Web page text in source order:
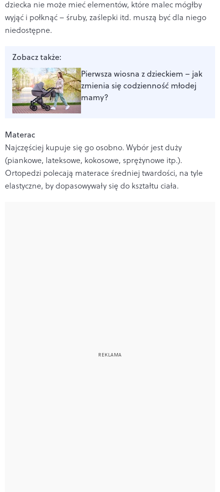
dziecka nie może mieć elementów, które malec mógłby
wyjąć i połknąć – śruby, zaślepki itd. muszą być dla niego
niedostępne.
Zobacz także:
Pierwsza wiosna z dzieckiem – jak
zmienia się codzienność młodej
mamy?
Materac
Najczęściej kupuje się go osobno. Wybór jest duży
(piankowe, lateksowe, kokosowe, sprężynowe itp.).
Ortopedzi polecają materace średniej twardości, na tyle
elastyczne, by dopasowywały się do kształtu ciała.